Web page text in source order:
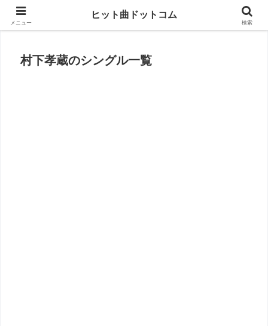
思い出の曲がすぐに見つかる
村下孝蔵のシングル一覧
メニュー
ヒット曲ドットコム
検索